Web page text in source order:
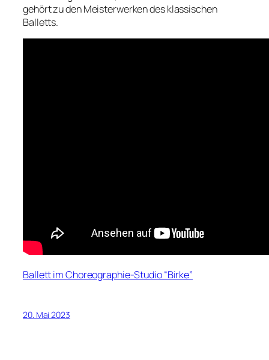
gehört zu den Meisterwerken des klassischen
Balletts.
Ballett im Choreographie-Studio “Birke”
20. Mai 2023